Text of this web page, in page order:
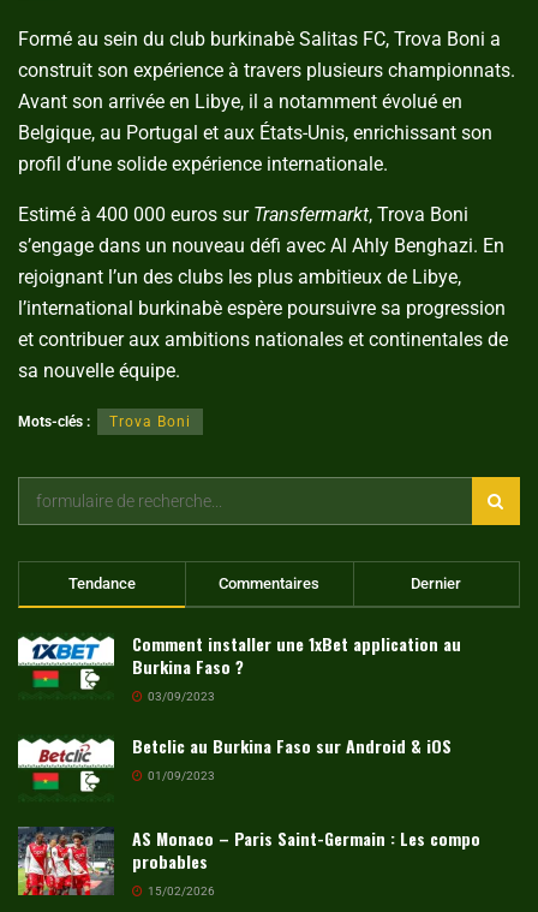
Formé au sein du club burkinabè Salitas FC, Trova Boni a
construit son expérience à travers plusieurs championnats.
Avant son arrivée en Libye, il a notamment évolué en
Belgique, au Portugal et aux États-Unis, enrichissant son
profil d’une solide expérience internationale.
Estimé à 400 000 euros sur Transfermarkt, Trova Boni
s’engage dans un nouveau défi avec Al Ahly Benghazi. En
rejoignant l’un des clubs les plus ambitieux de Libye,
l’international burkinabè espère poursuivre sa progression
et contribuer aux ambitions nationales et continentales de
sa nouvelle équipe.
Mots-clés : Trova Boni
Tendance Commentaires Dernier
Comment installer une 1xBet application au
Burkina Faso ?
03/09/2023
Betclic au Burkina Faso sur Android & iOS
01/09/2023
AS Monaco – Paris Saint-Germain : Les compo
probables
15/02/2026